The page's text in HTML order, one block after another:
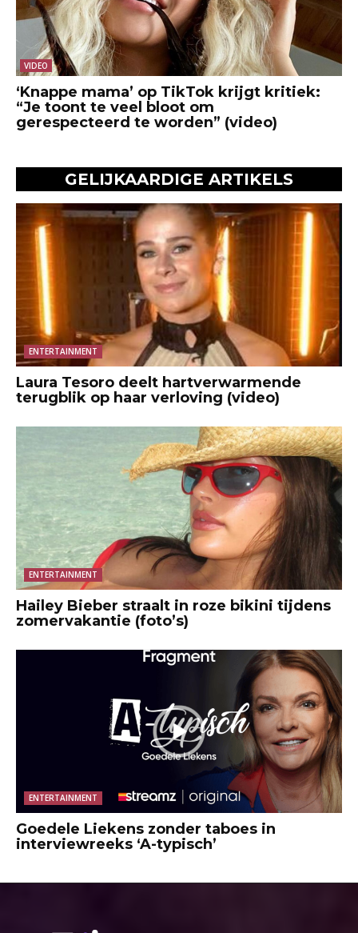
VIDEO
‘Knappe mama’ op TikTok krijgt kritiek:
“Je toont te veel bloot om
gerespecteerd te worden” (video)
GELIJKAARDIGE ARTIKELS
ENTERTAINMENT
Laura Tesoro deelt hartverwarmende
terugblik op haar verloving (video)
ENTERTAINMENT
Hailey Bieber straalt in roze bikini tijdens
zomervakantie (foto’s)
ENTERTAINMENT
Goedele Liekens zonder taboes in
interviewreeks ‘A-typisch’